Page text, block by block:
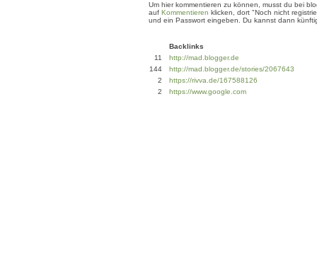
Um hier kommentieren zu können, musst du bei
auf Kommentieren klicken, dort "Noch nicht
und ein Passwort eingeben. Du kannst dann
Backlinks
11
http://mad.blogger.de
144
http://mad.blogger.de/stories/2067643
2
https://rivva.de/167588126
2
https://www.google.com